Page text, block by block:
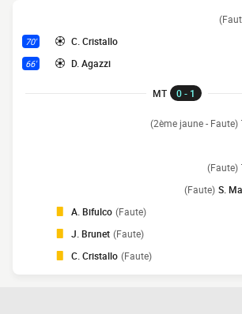
70' C. Cristallo
66' D. Agazzi
MT 0 - 1
(2ème jaune - Faute)
(Faute)
S.
(Faute)
A. Bifulco (Faute)
J. Brunet (Faute)
C. Cristallo (Faute)